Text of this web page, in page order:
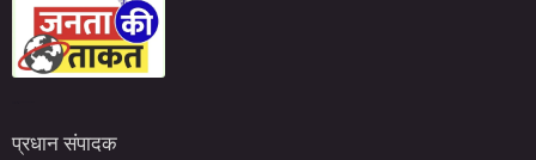
प्रधान संपादक